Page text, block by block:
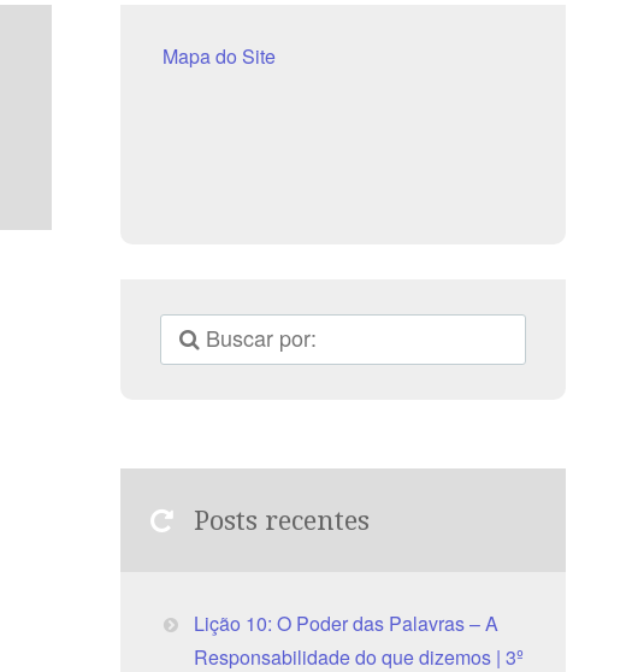
Mapa do Site
Posts recentes
Lição 10: O Poder das Palavras – A
Responsabilidade do que dizemos | 3º